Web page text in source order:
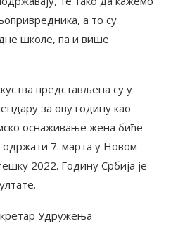
а то су
школе, па и више
представљена су у
за ову годину као
оснаживање жена биће
одржати 7. марта у Новом
2022. Годину Србија је
Удружења